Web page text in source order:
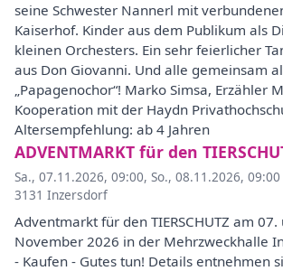
seine Schwester Nannerl mit
Kaiserhof. Kinder aus dem Publikum als
kleinen Orchesters. Ein sehr feierlicher
aus Don Giovanni. Und alle gemeinsam
„Papagenochor“! Marko Simsa, Erzähler
Kooperation mit der Haydn
Altersempfehlung: ab 4 Jahren
ADVENTMARKT für den
Sa., 07.11.2026, 09:00, So., 08.11.2026, 09:00
3131 Inzersdorf
Adventmarkt für den TIERSCHUTZ am 07.
November 2026 in der Mehrzweckhalle
- Kaufen - Gutes tun! Details entnehmen